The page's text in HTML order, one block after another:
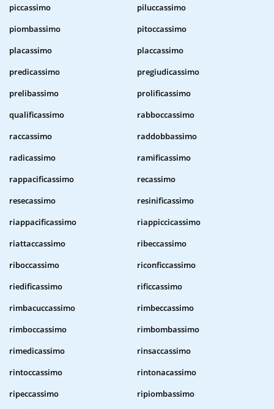
piccassimo
piluccassimo
piombassimo
pitoccassimo
placassimo
placcassimo
predicassimo
pregiudicassimo
prelibassimo
prolificassimo
qualificassimo
rabboccassimo
raccassimo
raddobbassimo
radicassimo
ramificassimo
rappacificassimo
recassimo
resecassimo
resinificassimo
riappacificassimo
riappiccicassimo
riattaccassimo
ribeccassimo
riboccassimo
riconficcassimo
riedificassimo
rificcassimo
rimbacuccassimo
rimbeccassimo
rimboccassimo
rimbombassimo
rimedicassimo
rinsaccassimo
rintoccassimo
rintonacassimo
ripeccassimo
ripiombassimo